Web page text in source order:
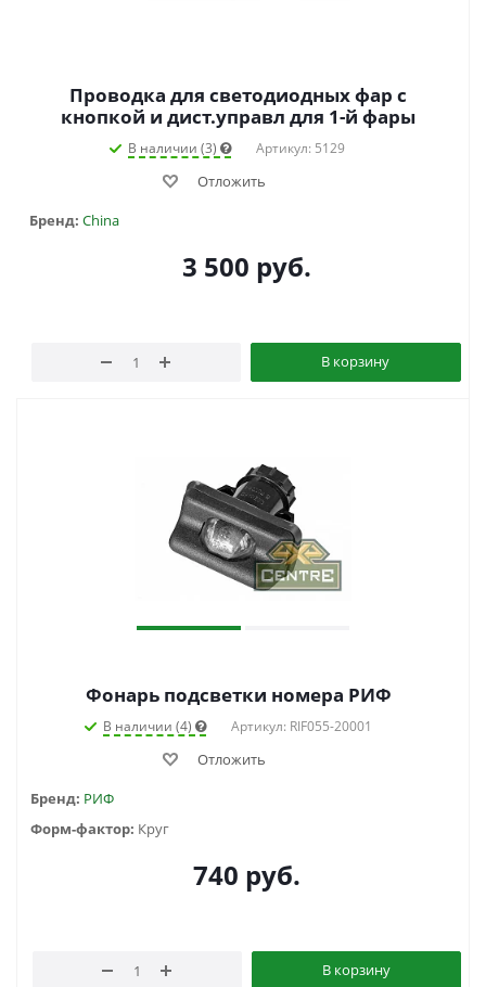
Проводка для светодиодных фар с
кнопкой и дист.управл для 1-й фары
В наличии (3) Артикул: 5129
Отложить
Бренд: China
3 500 руб.
В корзину
Фонарь подсветки номера РИФ
В наличии (4) Артикул: RIF055-20001
Отложить
Бренд: РИФ
Форм-фактор: Круг
740 руб.
В корзину